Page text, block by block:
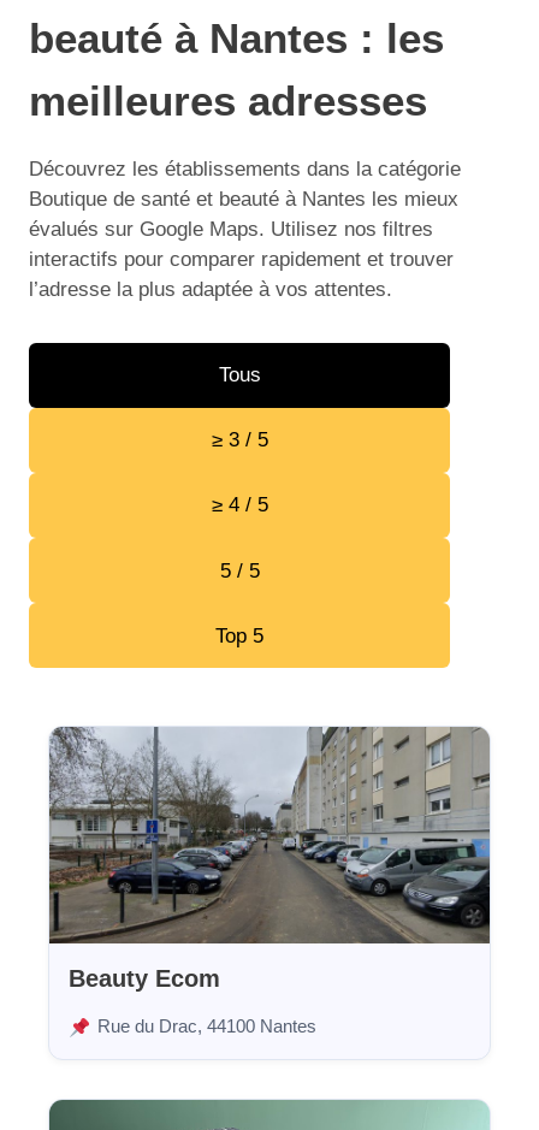
beauté à Nantes : les
meilleures adresses
Découvrez les établissements dans la catégorie
Boutique de santé et beauté à Nantes les mieux
évalués sur Google Maps. Utilisez nos filtres
interactifs pour comparer rapidement et trouver
l’adresse la plus adaptée à vos attentes.
Tous
≥ 3 / 5
≥ 4 / 5
5 / 5
Top 5
Beauty Ecom
Rue du Drac, 44100 Nantes